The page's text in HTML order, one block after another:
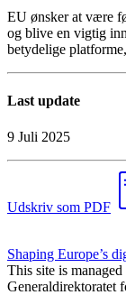
EU ønsker at være
og blive en vigtig
betydelige
Last update
9 Juli 2025
Udskriv som PDF
Shaping Europe’s
This site is managed
Generaldirektoratet